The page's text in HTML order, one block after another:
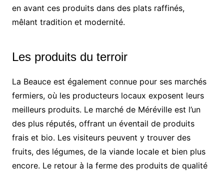
en avant ces produits dans des plats raffinés,
mêlant tradition et modernité.
Les produits du terroir
La Beauce est également connue pour ses marchés
fermiers, où les producteurs locaux exposent leurs
meilleurs produits. Le marché de Méréville est l’un
des plus réputés, offrant un éventail de produits
frais et bio. Les visiteurs peuvent y trouver des
fruits, des légumes, de la viande locale et bien plus
encore. Le retour à la ferme des produits de qualité